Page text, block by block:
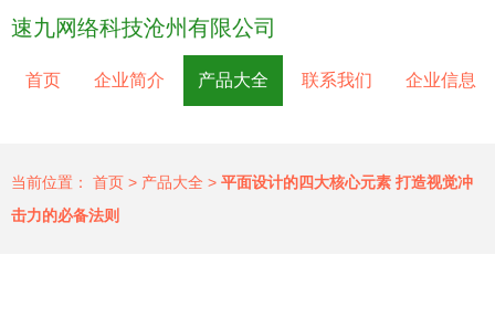
速九网络科技沧州有限公司
首页 企业简介 产品大全 联系我们 企业信息
当前位置： 首页 > 产品大全 > 平面设计的四大核心元素 打造视觉冲
击力的必备法则